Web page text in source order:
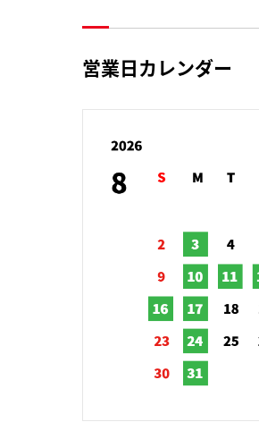
営業日カレンダー